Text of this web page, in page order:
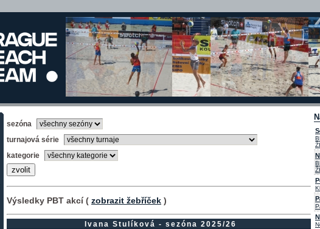
sezóna
turnajová série
kategorie
Výsledky PBT akcí ( zobrazit žebříček )
Ivana Stulíková - sezóna 2025/26